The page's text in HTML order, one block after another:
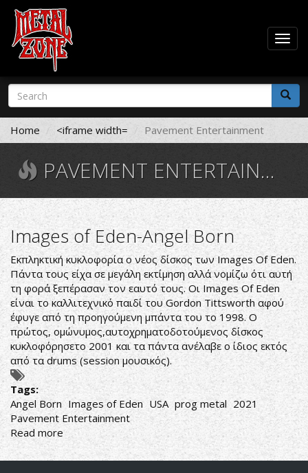
Skip
main
content
Search
form
Search
Home <iframe width= Pavement Entertainment
PAVEMENT ENTERTAINMENT
Images of Eden-Angel Born
Εκπληκτική κυκλοφορία ο νέος δίσκος των Images Of Eden.
Πάντα τους είχα σε μεγάλη εκτίμηση αλλά νομίζω ότι αυτή
τη φορά ξεπέρασαν τον εαυτό τους. Οι Images Of Eden
είναι το καλλιτεχνικό παιδί του Gordon Tittsworth αφού
έφυγε από τη προηγούμενη μπάντα του το 1998. Ο
πρώτος, ομώνυμος,αυτοχρηματοδοτούμενος δίσκος
κυκλοφόρησετο 2001 και τα πάντα ανέλαβε ο ίδιος εκτός
από τα drums (session μουσικός).
Tags:
Angel Born Images of Eden USA prog metal 2021
Pavement Entertainment
Read more about
Images
of